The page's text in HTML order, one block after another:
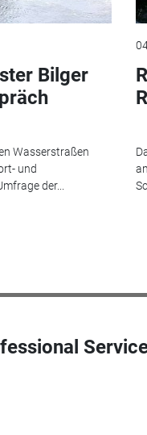
Bilger
Wasserstraßen
und
der...